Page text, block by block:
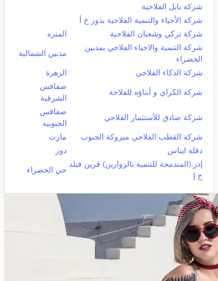
شركة بابل الفلاحية
شركة الأحياء والتنمية الفلاحية بذور خ أ
شركة تركي وشعبان الفلاحية
المنزه
شركة التنمية والاحياء الفلاحي بمدنين
الخضراء
مدنين الشمالية
شركة الذكاء الفلاحي الزهرة
شركة الكراي و أبناؤه للفلاحة
صفاقس
الشرقية
شركة صادق للأستثمار الفلاحي
صفاقس
الجنوبية
شركة القطب الفلاحي مبروكة الجنوب
مارث
دقلة ايناس
دوز
إدز.(المندمجة للتنمية بالزوارين) قرين فيلد
خ إ
حي الخضراء